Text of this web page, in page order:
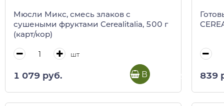
Мюсли Микс, смесь злаков с
сушеными фруктами Cerealitalia, 500 г
(карт/кор)
шт
1 079 руб. В корзину 839